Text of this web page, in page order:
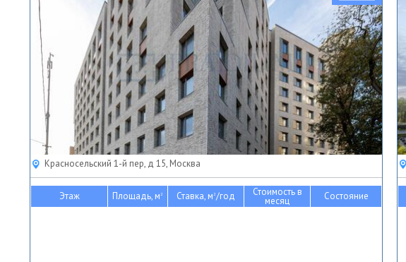
Красносельский 1-й пер, д 15, Москва
Этаж Площадь, м2 Ставка, м2/год Стоимость в
месяц Состояние